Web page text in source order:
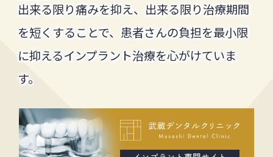
出来る限り痛みを抑え、出来る限り治療期間
を短くすることで、患者さんの負担を最小限
に抑えるインプラント治療を心がけていま
す。